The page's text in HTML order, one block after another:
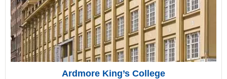
Ardmore King’s College